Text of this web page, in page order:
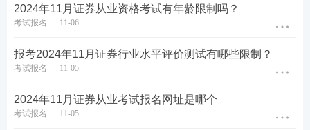
试平台-水平评价测试报名-选择对应报名入口进入。
第二步：输入-用户名-密码-验证码登录。（新用户先
2024年11月证券从业资格考试有年龄限制吗？
考试报名 11-06
报考2024年11月证券行业水平评价测试有哪些限制？
考试报名 11-05
2024年11月证券从业考试报名网址是哪个
考试报名 11-05